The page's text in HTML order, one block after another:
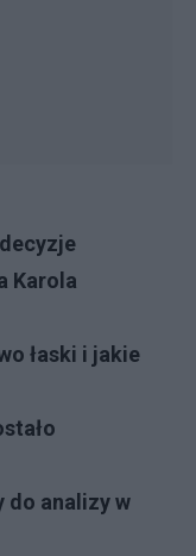
Karola
łaski i jakie
do analizy w